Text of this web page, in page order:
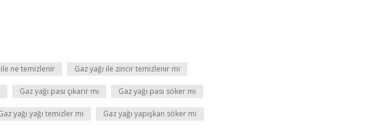
ile ne temizlenir Gaz yağı ile zincir temizlenir mi
Gaz yağı pası çıkarır mı Gaz yağı pası söker mi
yağı yağı temizler mi Gaz yağı yapışkan söker mi